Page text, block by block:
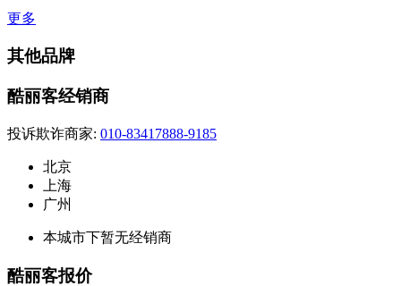
更多
其他品牌
酷丽客经销商
投诉欺诈商家: 010-83417888-9185
北京
上海
广州
本城市下暂无经销商
酷丽客报价